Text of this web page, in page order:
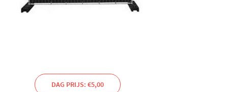
DAG PRIJS: €5,00